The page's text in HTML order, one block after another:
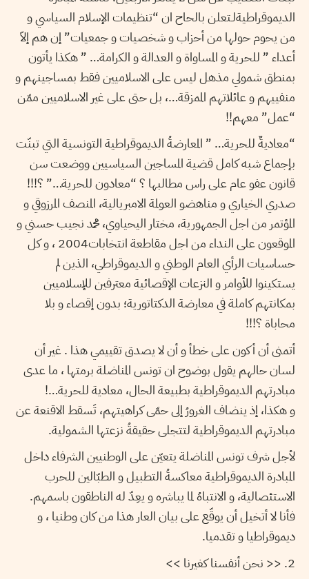
الديموقراطيةلـتعلن بالحاح ان “تنظيمات الإسلام السياسي و
من يحوم حولها من أحزاب و شخصيات و جمعيات” إن هم إلاّ
أعداء ” للحرية و المساواة و العدالة و الكرامة… ” هكذا يأتون
بمنطق شمولي مذهل ليس على الاسلاميين فقط بمساجينهم و
منفييهم و عائلاتهم الممزقة…، بل حتى على غير الاسلاميين ممّن
“عمل” معهم!!
“معاديةٌ للحرية… ” المعارضةُ الديموقراطية التونسية التي تبنّت
بإجماع شبه كامل قضية المساجين السياسيين ووضعت سن
قانون عفو عام على راس مطالبها ؟ “معادون للحرية…” ؟!!!
صدري الخياري و مناهضو العولمة الامبريالية، المنصف المرزوقي و
المؤتمر من اجل الجمهورية، مختار اليحياوي، محمد نجيب حسني و
الموقعون على النداء من اجل مقاطعة انتخابات2004 ، و كل
حساسيات الرأي العام الوطني و الديموقراطي، الذين لم
يستكينوا للأوامر و النزعات الإقصائية معترفين للإسلاميين
بمكانتهم كاملة في معارضة الدكتاتورية؛ بدون إقصاء و بلا
محاباة ؟!!!
أتمنى أن أكون على خطأ و أن لا يصدق تقييمي هذا . غير أن
لسان حالهم يقول بوضوح ان تونس المناضلة برمتها ، ما عدى
مبادرتهم الديموقراطية بطبيعة الحال، معادية للحرية…!
و هكذا، إذ ينضاف الغرورُ إلى حمّى كراهيتهم، تَسقط الاقنعة عن
مبادرتهم الديموقراطية لتتجلى حقيقةُ نزعتها الشمولية.
لأجل شرف تونس المناضلة يتعيّن على الوطنيين الشرفاء داخل
المبادرة الديموقراطية معاكسةُ التطبيل و الطبّالين للحرب
الاستئصالية، و الانتباهُ لما يباشره و يعِدّ له الناطقون باسمهم.
فأنا لا أتخيل أن يوقّع على بيان العار هذا من كان وطنيا ، و
ديموقراطيا و تقدميا.
2. << نحن أنفسنا كغيرنا >>